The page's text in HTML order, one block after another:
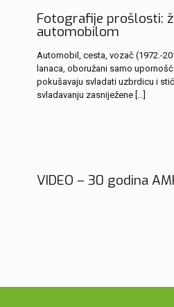
Fotografije prošlosti:
automobilom
Automobil, cesta, vozač (1972.-
lanaca, oboružani samo
pokušavaju svladati uzbrdicu i
svladavanju zasniježene […]
VIDEO – 30 godina